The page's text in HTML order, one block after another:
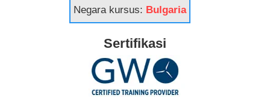
Negara kursus: Bulgaria
Sertifikasi